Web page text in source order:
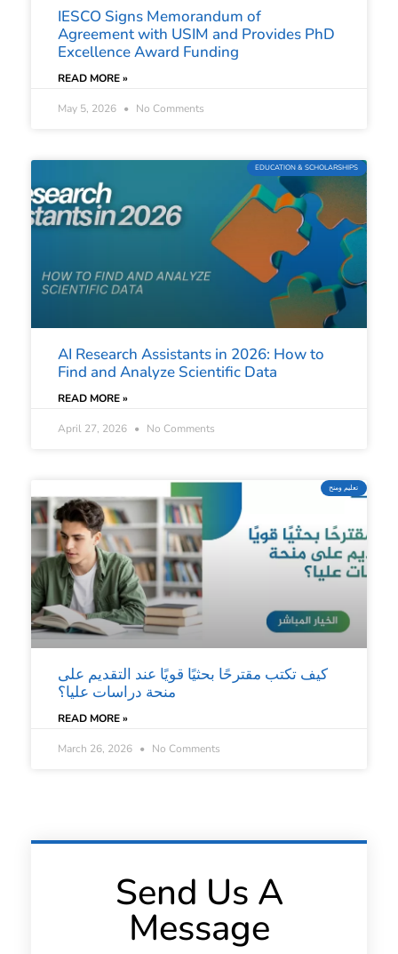
IESCO Signs Memorandum of
Agreement with USIM and Provides PhD
Excellence Award Funding
READ MORE »
May 5, 2026 No Comments
EDUCATION & SCHOLARSHIPS
AI Research Assistants in 2026: How to
Find and Analyze Scientific Data
READ MORE »
April 27, 2026 No Comments
تعليم ومنح
كيف تكتب مقترحًا بحثيًا قويًا عند التقديم على
منحة دراسات عليا؟
READ MORE »
March 26, 2026 No Comments
Send Us A
Message